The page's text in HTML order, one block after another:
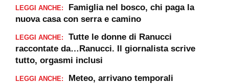
LEGGI ANCHE:
Famiglia nel bosco, chi paga la
nuova casa con serra e camino
LEGGI ANCHE:
Tutte le donne di Ranucci
raccontate da…Ranucci. Il giornalista scrive
tutto, orgasmi inclusi
LEGGI ANCHE:
Meteo, arrivano temporali